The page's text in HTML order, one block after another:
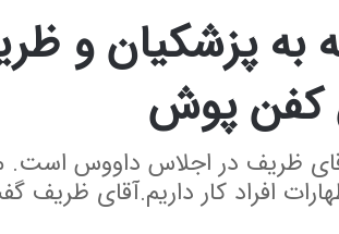
به پزشکیان و
کفن پوش
ظریف در اجلاس داووس
افراد کار داریم.آقای ظریف